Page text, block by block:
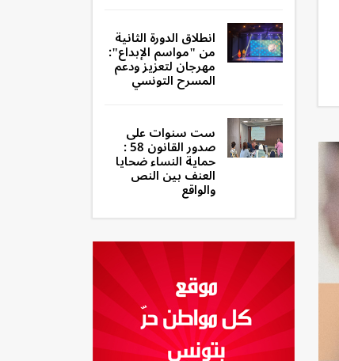
انطلاق الدورة الثانية
من "مواسم الإبداع":
مهرجان لتعزيز ودعم
المسرح التونسي
ست سنوات على
صدور القانون 58 :
حماية النساء ضحايا
العنف بين النص
والواقع